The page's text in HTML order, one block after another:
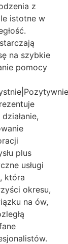
z
istotne w
na szybkie
pomocy
plus
usługi
która
okresu,
na ów,